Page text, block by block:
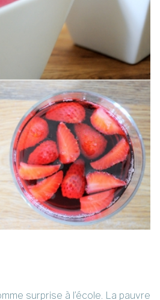
surprise à l’école. La pauvre